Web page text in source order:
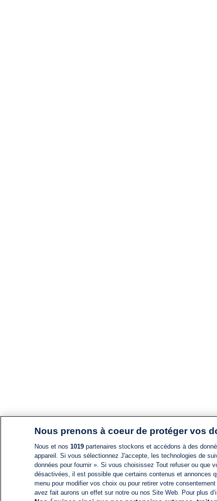
Nous prenons à coeur de protéger vos
Nous et nos 1019partenaires stockons et accédons à des
appareil. Si vous sélectionnez J'accepte, les technologies de
données pour fournir ». Si vous choisissez Tout refuser ou
désactivées, il est possible que certains contenus et annonces
menu pour modifier vos choix ou pour retirer votre
avez fait aurons un effet sur notre ou nos Site Web. Pour plus